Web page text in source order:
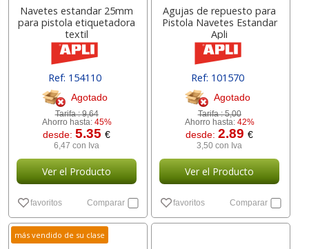
Navetes estandar 25mm
para pistola etiquetadora
textil
Ref: 154110
Agotado
Tarifa :9,64
Ahorro hasta: 45%
desde:5.35€
6,47 con Iva
Ver el Producto
favoritos Comparar
Agujas de repuesto para
Pistola Navetes Estandar
Apli
Ref: 101570
Agotado
Tarifa :5,00
Ahorro hasta: 42%
desde:2.89€
3,50 con Iva
Ver el Producto
favoritos Comparar
más vendido de su clase